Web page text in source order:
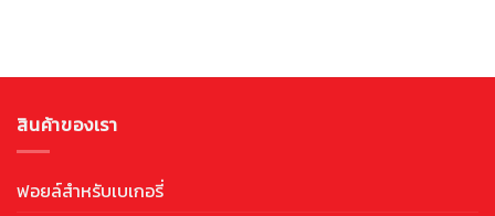
สินค้าของเรา
ฟอยล์สำหรับเบเกอรี่